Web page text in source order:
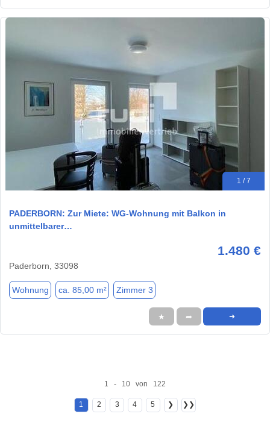
1 / 7
PADERBORN: Zur Miete: WG-Wohnung mit Balkon in
unmittelbarer…
1.480 €
Paderborn, 33098
Wohnung ca. 85,00 m² Zimmer 3
★ ➦ ➜
1 - 10 von 122
1 2 3 4 5 ❯ ❯❯